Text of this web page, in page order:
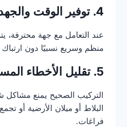
4. توفير الوقت والجهد
عند التعامل مع جهة محترفة،
منظم وسريع نسبيًا دون ارتباك
5. تقليل الأخطاء المستقبلية
التركيب الصحيح يمنع مشاكل
البلاط أو ميلان الأرضية أو
فراغات.